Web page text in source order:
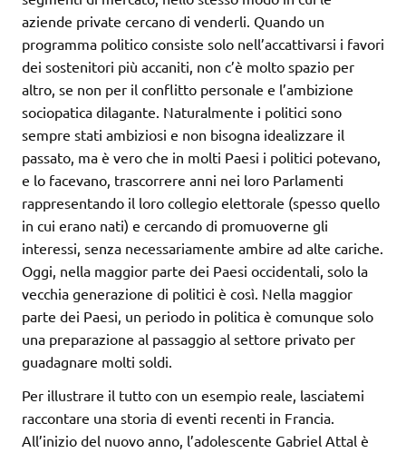
aziende private cercano di venderli. Quando un
programma politico consiste solo nell’accattivarsi i favori
dei sostenitori più accaniti, non c’è molto spazio per
altro, se non per il conflitto personale e l’ambizione
sociopatica dilagante. Naturalmente i politici sono
sempre stati ambiziosi e non bisogna idealizzare il
passato, ma è vero che in molti Paesi i politici potevano,
e lo facevano, trascorrere anni nei loro Parlamenti
rappresentando il loro collegio elettorale (spesso quello
in cui erano nati) e cercando di promuoverne gli
interessi, senza necessariamente ambire ad alte cariche.
Oggi, nella maggior parte dei Paesi occidentali, solo la
vecchia generazione di politici è così. Nella maggior
parte dei Paesi, un periodo in politica è comunque solo
una preparazione al passaggio al settore privato per
guadagnare molti soldi.
Per illustrare il tutto con un esempio reale, lasciatemi
raccontare una storia di eventi recenti in Francia.
All’inizio del nuovo anno, l’adolescente Gabriel Attal è